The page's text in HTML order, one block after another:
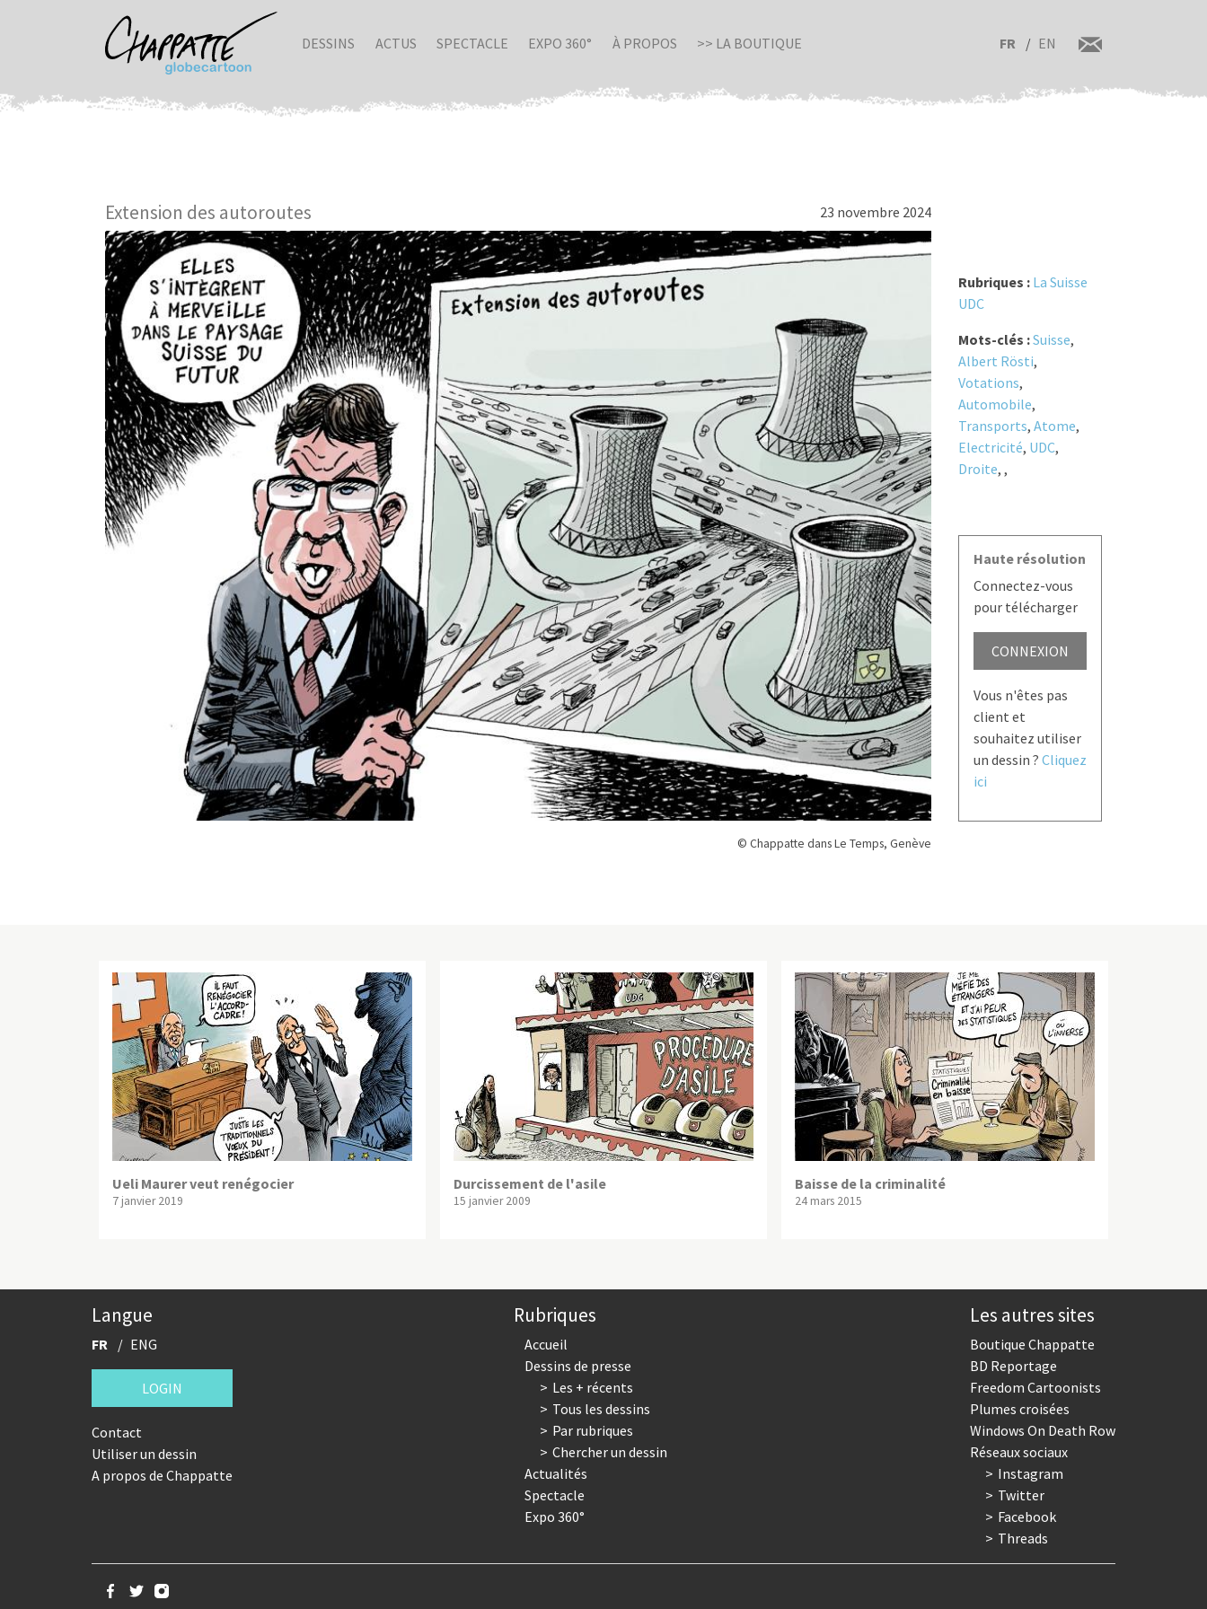
DESSINS ACTUS SPECTACLE EXPO 360° À PROPOS >> LA BOUTIQUE FR EN
Extension des autoroutes 23 novembre 2024
© Chappatte dans Le Temps, Genève
Rubriques : La Suisse
UDC
Mots-clés :Suisse,
Albert Rösti,
Votations,
Automobile,
Transports, Atome,
Electricité, UDC,
Droite, ,
Haute résolution
Connectez-vous
pour télécharger
CONNEXION
Vous n'êtes pas
client et
souhaitez utiliser
un dessin ? Cliquez
ici
Ueli Maurer veut renégocier
7 janvier 2019
Durcissement de l'asile
15 janvier 2009
Baisse de la criminalité
24 mars 2015
Langue
FR ENG
LOGIN
Contact
Utiliser un dessin
A propos de Chappatte
Rubriques
Accueil
Dessins de presse
Les + récents
Tous les dessins
Par rubriques
Chercher un dessin
Actualités
Spectacle
Expo 360°
Les autres sites
Boutique Chappatte
BD Reportage
Freedom Cartoonists
Plumes croisées
Windows On Death Row
Réseaux sociaux
Instagram
Twitter
Facebook
Threads